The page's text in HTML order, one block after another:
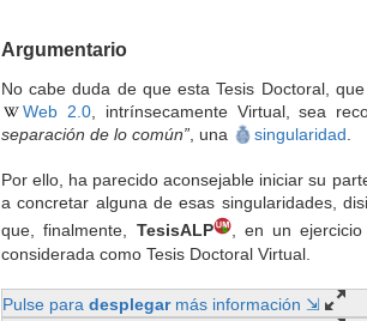
Argumentario
No cabe duda de que esta Tesis Doctoral,
Web 2.0, intrínsecamente Virtual, sea
separación de lo común” , una singularidad
Por ello, ha parecido aconsejable iniciar su
a concretar alguna de esas singularidades,
que, finalmente, TesisALP
, en un
considerada como Tesis Doctoral Virtual.
Pulse para desplegarmás información ⇲